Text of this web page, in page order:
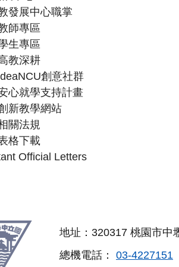
發展中心職掌
師專區
生專區
教深耕
創意社群
心就學支持計畫
新教學網站
關法規
格下載
Official Letters
地址：320317 桃園市中
總機電話： 03-4227151